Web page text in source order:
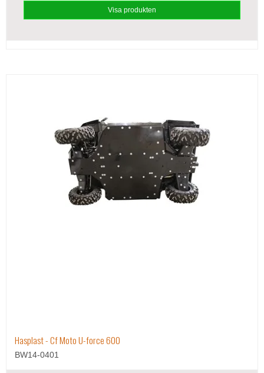
Visa produkten
Hasplast - Cf Moto U-force 600
BW14-0401